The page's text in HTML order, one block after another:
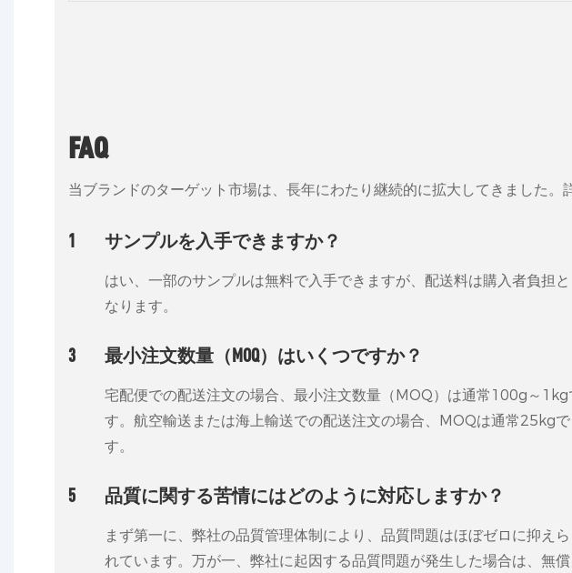
FAQ
当ブランドのターゲット市場は、長年にわたり継続的に拡大してきました
1 サンプルを入手できますか？
はい、一部のサンプルは無料で入手できますが、配送料は購入者負担と
なります。
3 最小注文数量（MOQ）はいくつですか？
宅配便での配送注文の場合、最小注文数量（MOQ）は通常100g～1kg
す。航空輸送または海上輸送での配送注文の場合、MOQは通常25kgで
す。
5 品質に関する苦情にはどのように対応しますか？
まず第一に、弊社の品質管理体制により、品質問題はほぼゼロに抑えら
れています。万が一、弊社に起因する品質問題が発生した場合は、無償